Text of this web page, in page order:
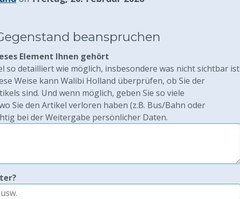
beanspruchen
Element Ihnen gehört
so detailliert wie möglich, insbesondere was nicht sichtbar ist
Weise kann Walibi Holland überprüfen, ob Sie der
sind. Und wenn möglich, geben Sie so viele
Sie den Artikel verloren haben (z.B. Bus/Bahn oder
bei der Weitergabe persönlicher Daten.